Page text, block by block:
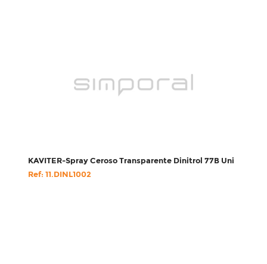
KAVITER-Spray Ceroso Transparente Dinitrol 77B Uni
Ref: 11.DINL1002